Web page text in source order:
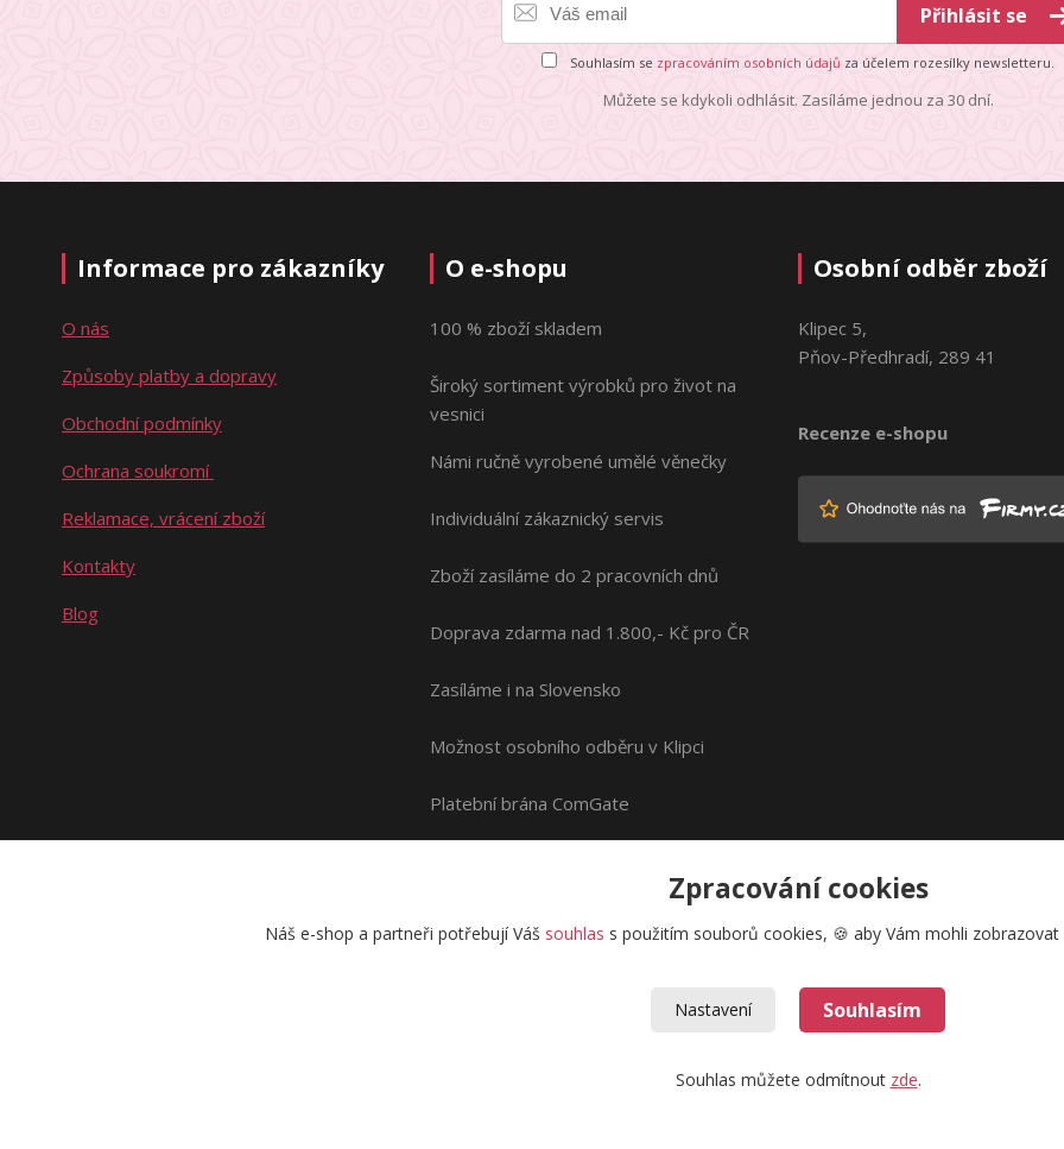
Přihlásit se
Souhlasím se zpracováním osobních údajů za účelem rozesílky newsletteru.
Můžete se kdykoli odhlásit. Zasíláme jednou za 30 dní.
Informace pro zákazníky
O nás
Způsoby platby a dopravy
Obchodní podmínky
Ochrana soukromí
Reklamace, vrácení zboží
Kontakty
Blog
O e-shopu
100 % zboží skladem
Široký sortiment výrobků pro život na
vesnici
Námi ručně vyrobené umělé věnečky
Individuální zákaznický servis
Zboží zasíláme do 2 pracovních dnů
Doprava zdarma nad 1.800,- Kč pro ČR
Zasíláme i na Slovensko
Možnost osobního odběru v Klipci
Platební brána ComGate
Osobní odběr zboží
Klipec 5,
Pňov-Předhradí, 289 41
Recenze e-shopu
Zpracování cookies
Náš e-shop a partneři potřebují Váš souhlas s použitím souborů cookies, 🍪 aby Vám mohli
Nastavení Souhlasím
Souhlas můžete odmítnout zde.